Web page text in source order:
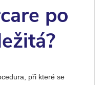
po
při které se